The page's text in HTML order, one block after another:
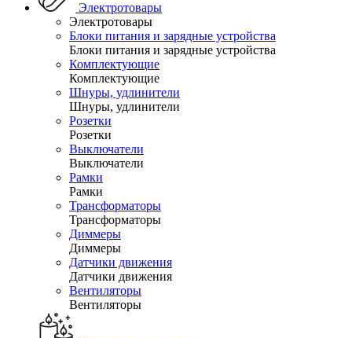
Электротовары
Электротовары
Блоки питания и зарядные устройства
Блоки питания и зарядные устройства
Комплектующие
Комплектующие
Шнуры, удлинители
Шнуры, удлинители
Розетки
Розетки
Выключатели
Выключатели
Рамки
Рамки
Трансформаторы
Трансформаторы
Диммеры
Диммеры
Датчики движения
Датчики движения
Вентиляторы
Вентиляторы